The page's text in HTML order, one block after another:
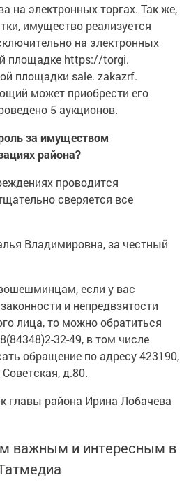
на электронных торгах. Так же,
имущество реализуется
на электронных
площадке https://torgi.
площадки sale. zakazrf.
может приобрести его
5 аукционов.
за имуществом
района?
проводится
сверяется все
Владимировна, за честный
если у вас
и непредвзятости
лица, то можно обратиться
32-49, в том числе
обращение по адресу 423190,
д.80.
главы района Ирина Лобачева
важным и интересным в